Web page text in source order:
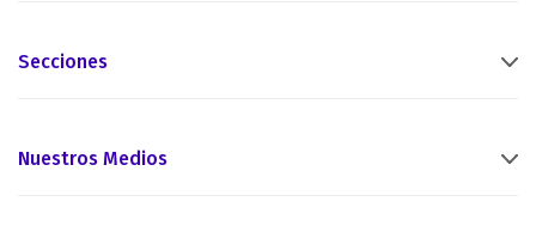
Secciones
Nuestros Medios